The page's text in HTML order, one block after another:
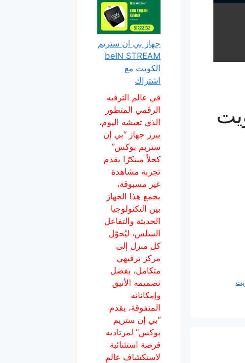
جهاز بي ان ستريم
beIN STREAM
الكويت مع
اشتراك
في عالم الترفيه
الرقمي المتطور
الذي تعيشه اليوم،
يبرز جهاز “بي إن
ستريم بوكس”
كحلاً مبتكرًا يقدم
تجربة مشاهدة
غير مسبوقة،
يجمع هذا الجهاز
بين التكنولوجيا
الحديثة والتفاعل
السلس، ليُحوّل
كل منزل إلى
مركز ترفيهي
متكامل، بفضل
تصميمه الأنيق
وإمكاناته
المتفوقة، يقدم
“بي إن ستريم
بوكس” لمرتاديه
فرصة استثنائية
لاستكشاف عالمٍ